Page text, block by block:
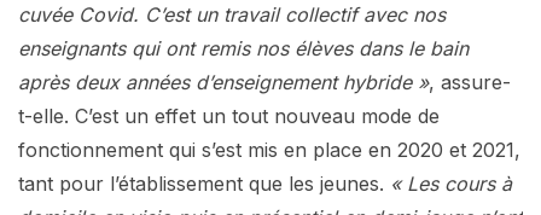
cuvée Covid. C’est un travail collectif avec nos
enseignants qui ont remis nos élèves dans le bain
après deux années d’enseignement hybride », assure-
t-elle. C’est un effet un tout nouveau mode de
fonctionnement qui s’est mis en place en 2020 et 2021,
tant pour l’établissement que les jeunes. « Les cours à